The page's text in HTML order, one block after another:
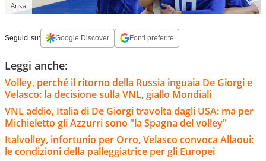
Ansa
Seguici su: Google Discover Fonti preferite
Leggi anche:
Volley, perché il ritorno della Russia inguaia De Giorgi e
Velasco: la decisione sulla VNL, giallo Mondiali
VNL addio, Italia di De Giorgi travolta dagli USA: ma per
Michieletto gli Azzurri sono "la Spagna del volley"
Italvolley, infortunio per Orro, Velasco convoca Allaoui:
le condizioni della palleggiatrice per gli Europei